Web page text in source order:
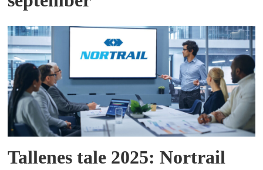
Tallenes tale 2025: Nortrail